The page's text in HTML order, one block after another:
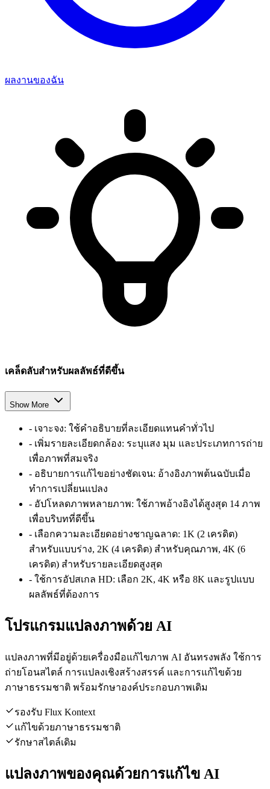
ผลงานของฉัน
เคล็ดลับสำหรับผลลัพธ์ที่ดีขึ้น
Show More
- เจาะจง: ใช้คำอธิบายที่ละเอียดแทนคำทั่วไป
- เพิ่มรายละเอียดกล้อง: ระบุแสง มุม และประเภทการถ่าย
เพื่อภาพที่สมจริง
- อธิบายการแก้ไขอย่างชัดเจน: อ้างอิงภาพต้นฉบับเมื่อ
ทำการเปลี่ยนแปลง
- อัปโหลดภาพหลายภาพ: ใช้ภาพอ้างอิงได้สูงสุด 14 ภาพ
เพื่อบริบทที่ดีขึ้น
- เลือกความละเอียดอย่างชาญฉลาด: 1K (2 เครดิต)
สำหรับแบบร่าง, 2K (4 เครดิต) สำหรับคุณภาพ, 4K (6
เครดิต) สำหรับรายละเอียดสูงสุด
- ใช้การอัปสเกล HD: เลือก 2K, 4K หรือ 8K และรูปแบบ
ผลลัพธ์ที่ต้องการ
โปรแกรมแปลงภาพด้วย AI
แปลงภาพที่มีอยู่ด้วยเครื่องมือแก้ไขภาพ AI อันทรงพลัง ใช้การ
ถ่ายโอนสไตล์ การแปลงเชิงสร้างสรรค์ และการแก้ไขด้วย
ภาษาธรรมชาติ พร้อมรักษาองค์ประกอบภาพเดิม
รองรับ Flux Kontext
แก้ไขด้วยภาษาธรรมชาติ
รักษาสไตล์เดิม
แปลงภาพของคุณด้วยการแก้ไข AI